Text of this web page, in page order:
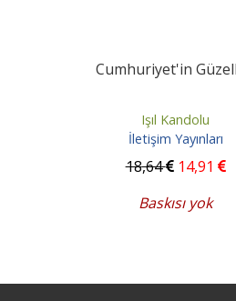
Cumhuriyet'in
Işıl Kandolu
İletişim Yayınları
18,64 14,91
Baskısı yok